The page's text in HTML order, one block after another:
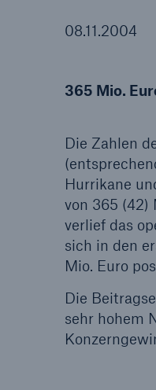
08.11.2004
365 Mio.
Die Zahlen
Hurrikane
von 365 (42)
verlief das
sich in den
Mio. Euro
Die
sehr hohem